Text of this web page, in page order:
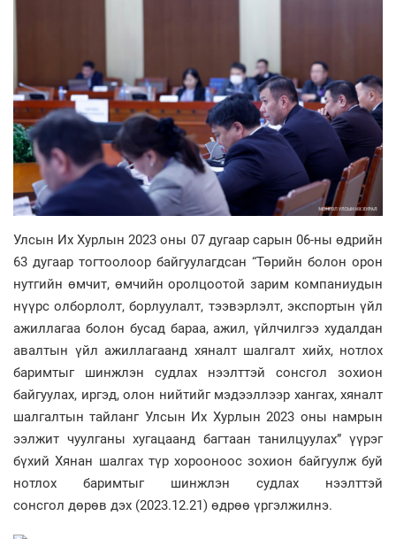
Улсын Их Хурлын 2023 оны 07 дугаар сарын 06-ны өдрийн
63 дугаар тогтоолоор байгуулагдсан “Төрийн болон орон
нутгийн өмчит, өмчийн оролцоотой зарим компаниудын
нүүрс олборлолт, борлуулалт, тээвэрлэлт, экспортын үйл
ажиллагаа болон бусад бараа, ажил, үйлчилгээ худалдан
авалтын үйл ажиллагаанд хяналт шалгалт хийх, нотлох
баримтыг шинжлэн судлах нээлттэй сонсгол зохион
байгуулах, иргэд, олон нийтийг мэдээллээр хангах, хяналт
шалгалтын тайланг Улсын Их Хурлын 2023 оны намрын
ээлжит чуулганы хугацаанд багтаан танилцуулах” үүрэг
бүхий Хянан шалгах түр хорооноос зохион байгуулж буй
нотлох баримтыг шинжлэн судлах нээлттэй
сонсгол дөрөв дэх (2023.12.21) өдрөө үргэлжилнэ.